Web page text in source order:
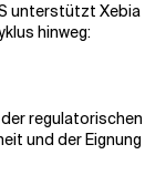
unterstützt Xebia
hinweg:
regulatorischen
und der Eignung